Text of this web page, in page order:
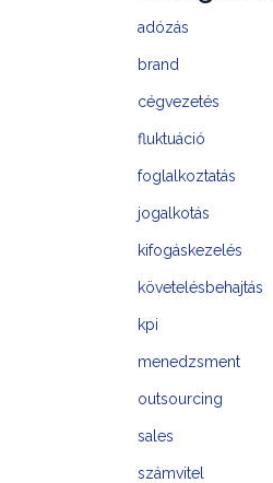
adózás
brand
cégvezetés
fluktuáció
foglalkoztatás
jogalkotás
kifogáskezelés
követelésbehajtás
kpi
menedzsment
outsourcing
sales
számvitel